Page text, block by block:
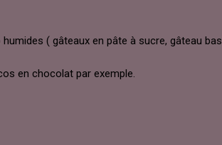
( gâteaux en pâte à sucre, gâteau
en chocolat par exemple.